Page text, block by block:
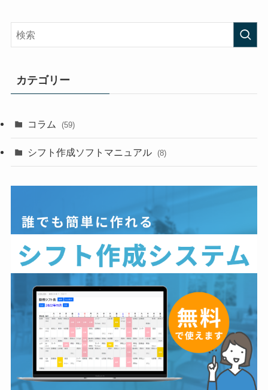
カテゴリー
コラム (59)
シフト作成ソフトマニュアル (8)